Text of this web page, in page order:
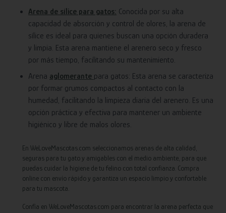
Arena de sílice para gatos: Conocida por su alta
capacidad de absorción y control de olores, la arena de
sílice es ideal para quienes buscan una opción duradera
y limpia. Esta arena mantiene el arenero seco y fresco
por más tiempo, facilitando su mantenimiento.
Arena aglomerante para gatos: Esta arena se caracteriza
por formar grumos compactos al contacto con la
humedad, facilitando la limpieza diaria del arenero. Es una
opción práctica y efectiva para mantener un ambiente
higiénico y libre de malos olores.
En WeLoveMascotas.com seleccionamos arenas de alta calidad,
seguras para tu gato y amigables con el medio ambiente, para que
puedas cuidar la higiene de tu felino con total confianza. Compra
online con envío rápido y garantiza un espacio limpio y confortable
para tu mascota.
Confía en WeLoveMascotas.com para encontrar la arena perfecta que